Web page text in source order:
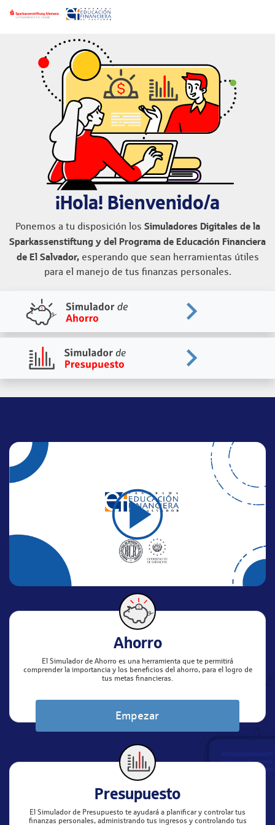
¡Hola! Bienvenido/a
Ponemos a tu disposición los Simuladores Digitales de la
Sparkassenstiftung y del Programa de Educación Financiera
de El Salvador, esperando que sean herramientas útiles
para el manejo de tus finanzas personales.
Ahorro
El Simulador de Ahorro es una herramienta que te permitirá
comprender la importancia y los beneficios del ahorro, para el logro de
tus metas financieras.
Empezar
Presupuesto
El Simulador de Presupuesto te ayudará a planificar y controlar tus
finanzas personales, administrando tus ingresos y controlando tus